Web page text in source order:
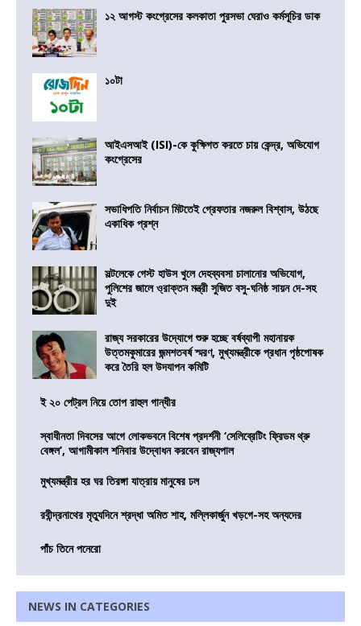
১২ আগস্ট কংগ্রেসের কলকাতা পুরসভা ঘেরাও কর্মসূচির ডাক
১০টা
আইএসআই (ISI)-কে কুক্ষিগত করতে চায় কেন্দ্র, অভিযোগ
কংগ্রেসের
সভাধিপতি নির্বাচন মিটতেই গ্রেফতার নজরুল বিশ্বাস, উঠছে
একাধিক প্রশ্ন
সল্টলেকে গেস্ট হাউস খুলে দেহব্যবসা চালানোর অভিযোগ,
পুলিশের জালে ও্রাক্তন মন্ত্রী সুজিত বসু-ঘনিষ্ঠ সায়ন দে-সহ
দুই
রাজ্য সরকারের উদ্যোগে শুরু হচ্ছে বর্ষব্যাপী মহানায়ক
উত্তমকুমারের জন্মশতবর্ষ স্মরণ, মুখ্যমন্ত্রীকে প্রধান পৃষ্ঠপোষক
করে তৈরি হল উদযাপন কমিটি
ই ২০ পেট্রল নিয়ে তোপ রাহুল গান্ধীর
স্বাধীনতা দিবসের আগে লোকভবনে বিশেষ প্রদর্শনী ‘সেলিব্রেটিং ফ্রিডম থ্রু
বেঙ্গল’, আগামীকাল শনিবার উদ্বোধন করবেন রাজ্যপাল
মুখ্যমন্ত্রীর হর ঘর তিরঙ্গা যাত্রায় মানুষের ঢল
রবীন্দ্রনাথের মৃত্যুদিনে শ্রদ্ধা অমিত শাহ, মল্লিকার্জুন খড়গে-সহ অন্যদের
পাঁচ তিনে পনেরো
NEWS IN CATEGORIES